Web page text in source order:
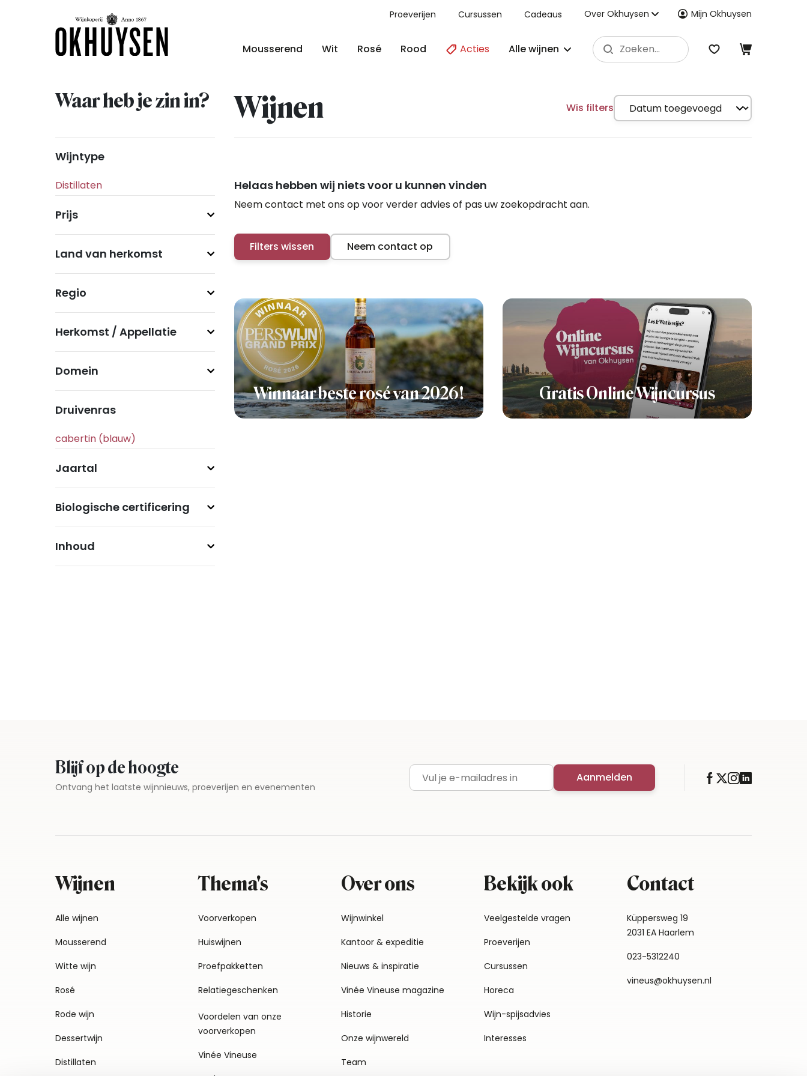
Proeverijen Cursussen Cadeaus Over Okhuysen Mijn Okhuysen
Mousserend Wit Rosé Rood Acties Alle wijnen
Waar heb je zin in? Wijnen Wis filters
Wijntype
Prijs
Land van herkomst
Regio
Herkomst / Appellatie
Domein
Druivenras
Jaartal
Biologische certificering
Inhoud
Helaas hebben wij niets voor u kunnen vinden
Neem contact met ons op voor verder advies of pas uw zoekopdracht aan.
Filters wissen Neem contact op
Winnaar beste rosé van 2026! Gratis Online Wijncursus
Blijf op de hoogte
Ontvang het laatste wijnnieuws, proeverijen en evenementen E-mailadres Aanmelden
Wijnen
Alle wijnen
Mousserend
Witte wijn
Rosé
Rode wijn
Dessertwijn
Distillaten
Thema's
Voorverkopen
Huiswijnen
Proefpakketten
Relatiegeschenken
Voordelen van onze
voorverkopen
Vinée Vineuse
Over ons
Wijnwinkel
Kantoor & expeditie
Nieuws & inspiratie
Vinée Vineuse magazine
Historie
Onze wijnwereld
Team
Bekijk ook
Veelgestelde vragen
Proeverijen
Cursussen
Horeca
Wijn-spijsadvies
Interesses
Contact
Küppersweg 19
2031 EA Haarlem
023-5312240
vineus@okhuysen.nl